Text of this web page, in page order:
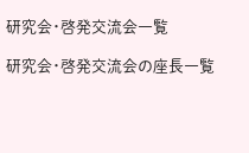
研究会・啓発交流会一覧
研究会・啓発交流会の座長一覧